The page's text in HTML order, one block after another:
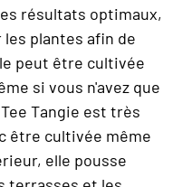
résultats optimaux,
plantes afin de
peut être cultivée
si vous n'avez que
Tangie est très
être cultivée même
elle pousse